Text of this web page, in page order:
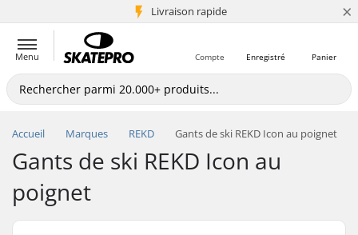
Livraison rapide
+5 mio de clients ×
Menu Panier
Enregistré
Compte
Accueil Marques REKD Gants de ski REKD Icon au poignet
Gants de ski REKD Icon au
poignet